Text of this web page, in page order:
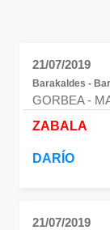
21/07/2019
Barakaldes -
GORBEA-
ZABALA
DARÍO
21/07/2019